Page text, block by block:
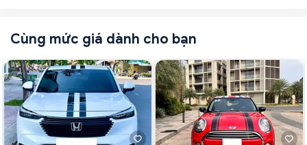
Cùng mức giá dành cho bạn